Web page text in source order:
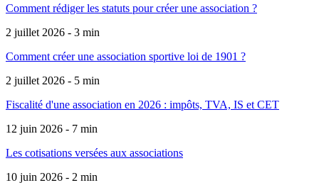
Comment rédiger les statuts pour créer une association ?
2 juillet 2026 - 3 min
Comment créer une association sportive loi de 1901 ?
2 juillet 2026 - 5 min
Fiscalité d'une association en 2026 : impôts, TVA, IS et CET
12 juin 2026 - 7 min
Les cotisations versées aux associations
10 juin 2026 - 2 min